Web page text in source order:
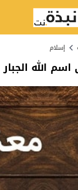
إسلام
الله الجبار